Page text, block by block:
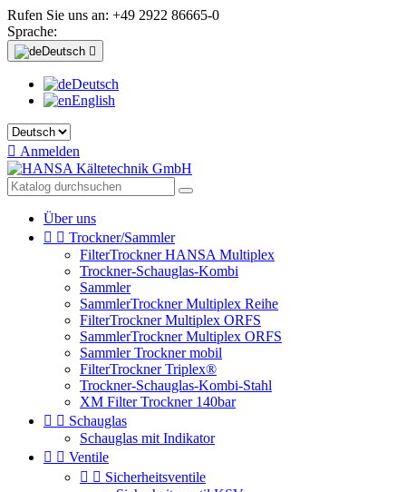
Rufen Sie uns an: +49 2922 86665-0
Sprache:
Deutsch 
Deutsch
English
 Anmelden
Über uns
  Trockner/Sammler
FilterTrockner HANSA Multiplex
Trockner-Schauglas-Kombi
Sammler
SammlerTrockner Multiplex Reihe
FilterTrockner Multiplex ORFS
SammlerTrockner Multiplex ORFS
Sammler Trockner mobil
FilterTrockner Triplex®
Trockner-Schauglas-Kombi-Stahl
XM Filter Trockner 140bar
  Schauglas
Schauglas mit Indikator
  Ventile
  Sicherheitsventile